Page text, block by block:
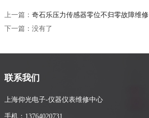
上一篇： 奇石乐压力传感器零位不归零故障维修
下一篇：没有了
联系我们
上海仰光电子-仪器仪表维修中心
手机：13764020731